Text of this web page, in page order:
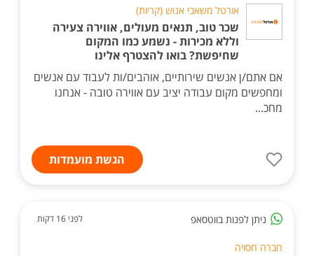
אורטל משאבי אנוש (קריות)
שכר טוב, תנאים מעולים, אווירה צעירה
וללא מכירות - נשמע כמו המקום
שחיפשת? בואו להצטרף אלינו
אם אתם/ן אנשים שירותיים, אוהבים/ות לעבוד עם אנשים
ומחפשים מקום עבודה יציב עם אווירה טובה - אנחנו
מחכ...
הגשת מועמדות
ניתן לפנות בווטסאפ לפני 16 דקות
חברה חסויה